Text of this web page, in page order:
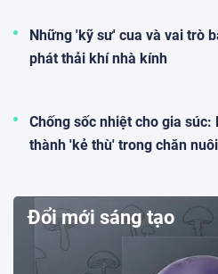
Những 'kỹ sư' cua và vai trò
phát thải khí nhà kính
Chống sốc nhiệt cho gia
thành 'kẻ thù' trong chăn nuôi
Đổi mới sáng tạo